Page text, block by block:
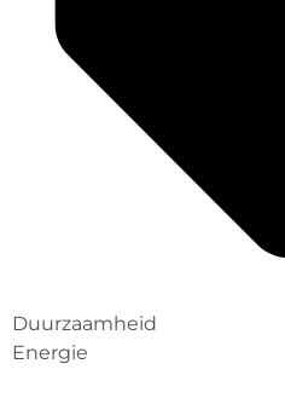
Duurzaamheid
Energie